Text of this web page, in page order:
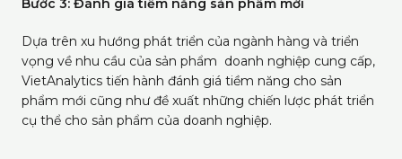
Bước 3: Đánh giá tiềm năng sản phẩm mới
Dựa trên xu hướng phát triển của ngành hàng và triển
vọng về nhu cầu của sản phẩm doanh nghiệp cung cấp,
VietAnalytics tiến hành đánh giá tiềm năng cho sản
phẩm mới cũng như đề xuất những chiến lược phát triển
cụ thể cho sản phẩm của doanh nghiệp.